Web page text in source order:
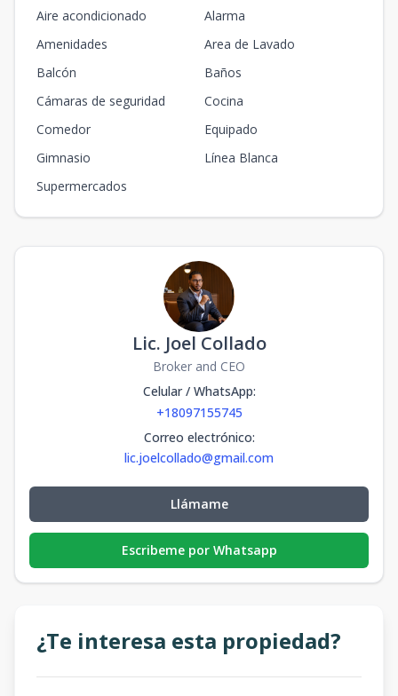
Aire acondicionado
Alarma
Amenidades
Area de Lavado
Balcón
Baños
Cámaras de seguridad
Cocina
Comedor
Equipado
Gimnasio
Línea Blanca
Supermercados
Lic. Joel Collado
Broker and CEO
Celular / WhatsApp:
+18097155745
Correo electrónico:
lic.joelcollado@gmail.com
Llámame
Escribeme por Whatsapp
¿Te interesa esta propiedad?